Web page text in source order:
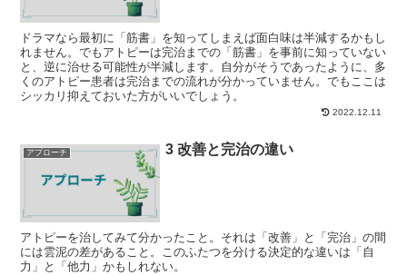
ドラマなら最初に「筋書」を知ってしまえば面白味は半減するかもし
れません。でもアトピーは完治までの「筋書」を事前に知っていない
と、逆に治せる可能性が半減します。自分がそうであったように、多
くのアトピー患者は完治までの流れが分かっていません。でもここは
シッカリ抑えておいた方がいいでしょう。
2022.12.11
アプローチ 3 改善と完治の違い
アトピーを治してみて分かったこと。それは「改善」と「完治」の間
には雲泥の差があること。このふたつを分ける決定的な違いは「自
力」と「他力」かもしれない。